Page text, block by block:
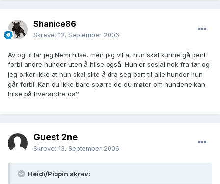
Shanice86
Skrevet 12. September 2006
Av og til lar jeg Nemi hilse, men jeg vil at hun skal kunne gå pent
forbi andre hunder uten å hilse også. Hun er sosial nok fra før og
jeg orker ikke at hun skal slite å dra seg bort til alle hunder hun
går forbi. Kan du ikke bare spørre de du møter om hundene kan
hilse på hverandre da?
Guest 2ne
Skrevet 13. September 2006
Heidi/Pippin skrev: